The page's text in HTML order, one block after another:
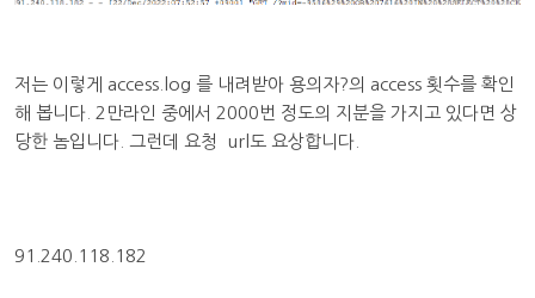
저는 이렇게 access.log 를 내려받아 용의자?의 access 횟수를 확인
해 봅니다. 2만라인 중에서 2000번 정도의 지분을 가지고 있다면 상
당한 놈입니다. 그런데 요청 url도 요상합니다.
91.240.118.182